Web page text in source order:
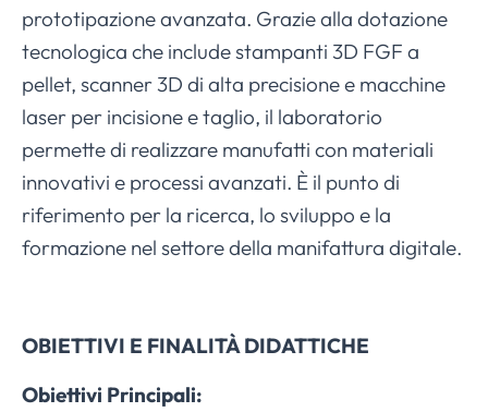
prototipazione avanzata. Grazie alla dotazione
tecnologica che include stampanti 3D FGF a
pellet, scanner 3D di alta precisione e macchine
laser per incisione e taglio, il laboratorio
permette di realizzare manufatti con materiali
innovativi e processi avanzati. È il punto di
riferimento per la ricerca, lo sviluppo e la
formazione nel settore della manifattura digitale.
OBIETTIVI E FINALITÀ DIDATTICHE
Obiettivi Principali: